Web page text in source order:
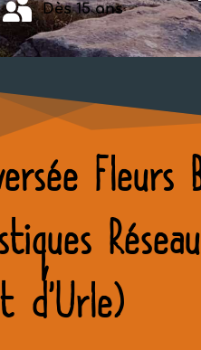
Dès 15 ans
Fleurs
d’Urle)